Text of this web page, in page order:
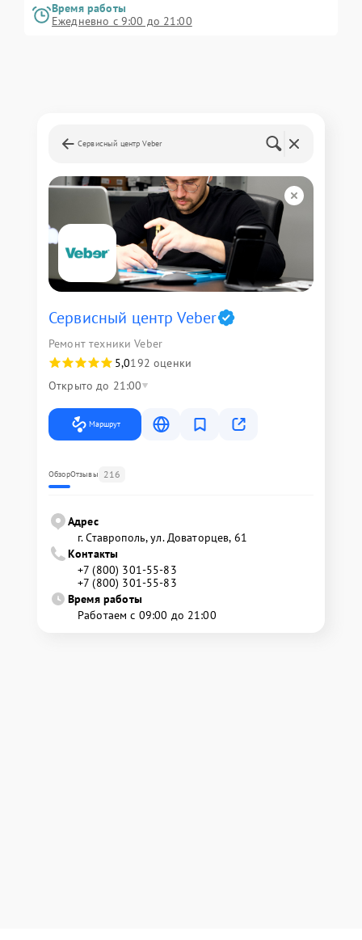
Время работы
Ежедневно с 9:00 до 21:00
Сервисный центр Veber
Сервисный центр Veber
Ремонт техники Veber
5,0192 оценки
Открыто до 21:00
Маршрут
ОбзорОтзывы 216
Адрес
г. Ставрополь, ул. Доваторцев, 61
Контакты
+7 (800) 301-55-83
+7 (800) 301-55-83
Время работы
Работаем с 09:00 до 21:00